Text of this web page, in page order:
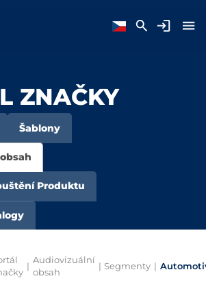
ZNAČKY
Šablony
Produktu
|
Audiovizuální
obsah
| Segmenty |